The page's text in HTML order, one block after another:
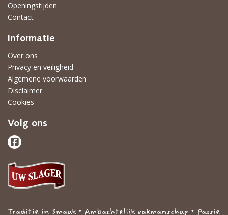
Openingstijden
Contact
Informatie
Over ons
Privacy en veiligheid
Algemene voorwaarden
Disclaimer
Cookies
Volg ons
Traditie in Smaak • Ambachtelijk vakmanschap • Passie